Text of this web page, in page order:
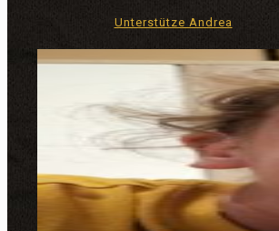
Unterstütze Andrea